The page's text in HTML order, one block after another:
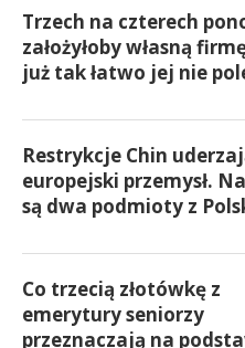
Trzech na czterech
założyłoby własną
już tak łatwo jej nie
Restrykcje Chin
europejski przemysł.
są dwa podmioty z
Co trzecią złotówkę z
emerytury seniorzy
przeznaczają na